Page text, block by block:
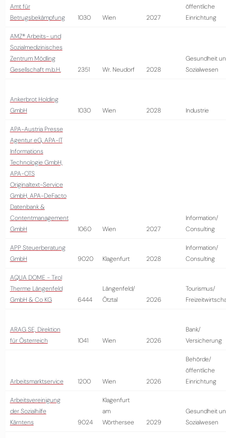
Amt für
Betrugsbekämpfung
1030 Wien 2027
öffentliche
Einrichtung
AMZ® Arbeits- und
Sozialmedizinisches
Zentrum Mödling
Gesellschaft m.b.H.
2351 Wr. Neudorf 2028
Gesundheit
Sozialwesen
Ankerbrot Holding
GmbH
1030 Wien 2028 Industrie
APA-Austria Presse
Agentur eG, APA-IT
Informations
Technologie GmbH,
APA-OTS
Originaltext-Service
GmbH, APA-DeFacto
Datenbank &
Contentmanagement
GmbH
1060 Wien 2027
Information/
Consulting
APP Steuerberatung
GmbH
9020 Klagenfurt 2028
Information/
Consulting
AQUA DOME - Tirol
Therme Längenfeld
GmbH & Co KG
6444
Längenfeld/
Ötztal
2026
Tourismus/
ARAG SE, Direktion
für Österreich
1041 Wien 2026
Bank/
Versicherung
Arbeitsmarktservice 1200 Wien 2026
Behörde/
öffentliche
Einrichtung
Arbeitsvereinigung
der Sozialhilfe
Kärntens
9024
Klagenfurt
am
Wörthersee
2029
Gesundheit
Sozialwesen